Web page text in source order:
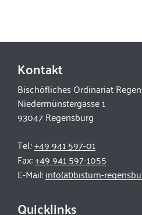
Kontakt
Bischöfliches Ordinariat
Niedermünstergasse 1
93047 Regensburg
Tel.:+49 941 597-01
Fax:+49 941 597-1055
E-Mail:info(at)bistum-
Quicklinks